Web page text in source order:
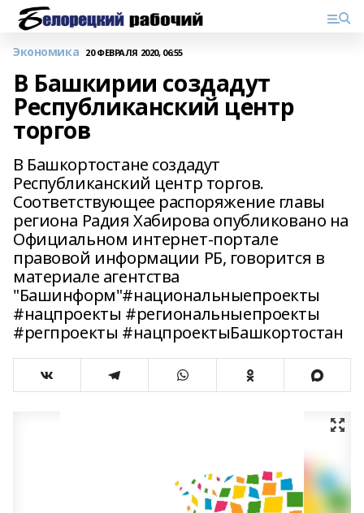
Экономика 20 ФЕВРАЛЯ 2020, 06:55
В Башкирии создадут
Республиканский центр
торгов
В Башкортостане создадут
Республиканский центр торгов.
Соответствующее распоряжение главы
региона Радия Хабирова опубликовано на
Официальном интернет-портале
правовой информации РБ, говорится в
материале агентства
"Башинформ"#национальныепроекты
#нацпроекты #региональныепроекты
#регпроекты #нацпроектыБашкортостан